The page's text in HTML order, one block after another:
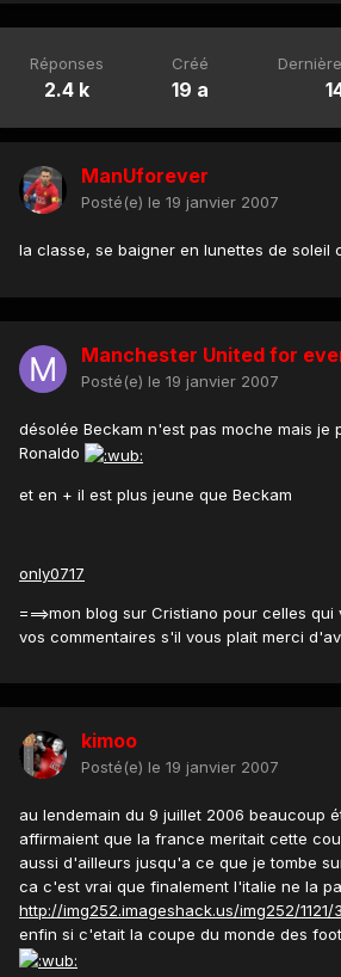
Réponses
2.4 k
Créé
19 a
ManUforever
Posté(e) le 19 janvier 2007
la classe, se baigner en lunettes de soleil
Manchester United for
Posté(e) le 19 janvier 2007
désolée Beckam n'est pas moche mais je
Ronaldo
et en + il est plus jeune que Beckam
only0717
===>mon blog sur Cristiano pour celles
vos commentaires s'il vous plait merci
kimoo
Posté(e) le 19 janvier 2007
au lendemain du 9 juillet 2006 beaucoup
affirmaient que la france meritait cette
aussi d'ailleurs jusqu'a ce que je tombe
ca c'est vrai que finalement l'italie ne la
http://img252.imageshack.us/img252/
enfin si c'etait la coupe du monde des